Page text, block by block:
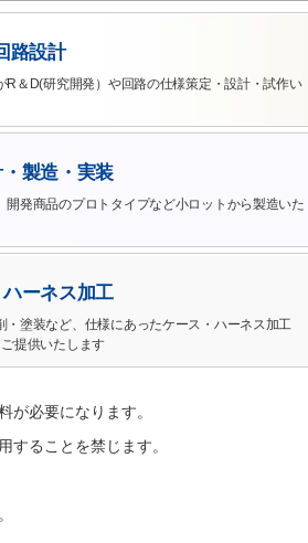
路設計
R＆D(研究開発）や回路の仕様策定・設計・試作い
製造・実装
開発商品のプロトタイプなど小ロットから製造いた
ーネス加工
・塗装など、仕様にあったケース・ハーネス加工
提供いたします
必要になります。
ることを禁じます。